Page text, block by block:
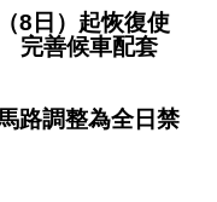
8日）起恢復使
完善候車配套
路調整為全日禁